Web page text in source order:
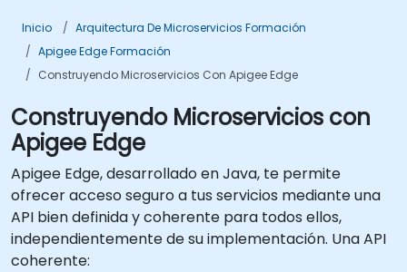
Inicio
Arquitectura De Microservicios Formación
Apigee Edge Formación
Construyendo Microservicios Con Apigee Edge
Construyendo Microservicios con
Apigee Edge
Apigee Edge, desarrollado en Java, te permite
ofrecer acceso seguro a tus servicios mediante una
API bien definida y coherente para todos ellos,
independientemente de su implementación. Una API
coherente: